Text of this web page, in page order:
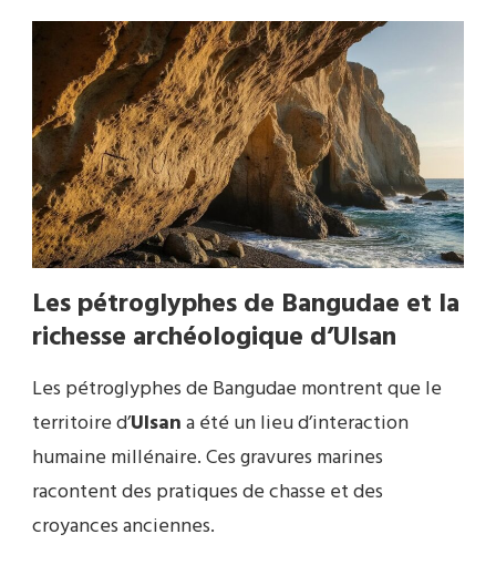
Les pétroglyphes de Bangudae et la
richesse archéologique d’Ulsan
Les pétroglyphes de Bangudae montrent que le
territoire d’Ulsana été un lieu d’interaction
humaine millénaire. Ces gravures marines
racontent des pratiques de chasse et des
croyances anciennes.